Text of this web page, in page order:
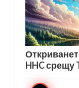
HHC срещу